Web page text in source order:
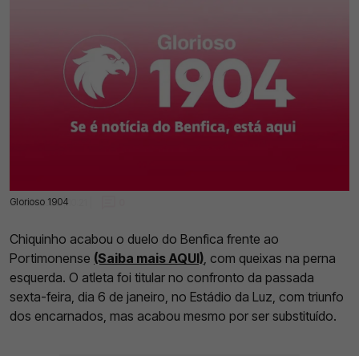
Glorioso 1904
07 Jan 2023 | 10:21 |
Chiquinho acabou o duelo do Benfica frente ao
Portimonense (Saiba mais AQUI), com queixas na perna
esquerda. O atleta foi titular no confronto da passada
sexta-feira, dia 6 de janeiro, no Estádio da Luz, com triunfo
dos encarnados, mas acabou mesmo por ser substituído.